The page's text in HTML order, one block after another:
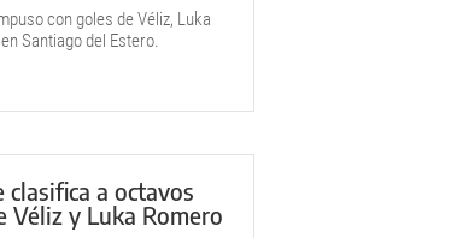
con goles de Véliz, Luka
Santiago del Estero.
a octavos
Véliz y Luka Romero